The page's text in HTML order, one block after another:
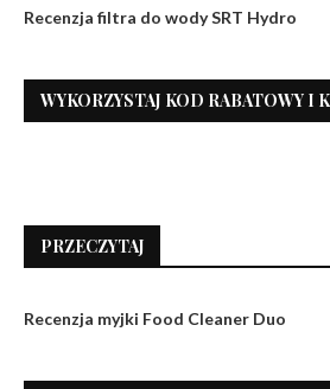
Recenzja filtra do wody SRT Hydro
WYKORZYSTAJ KOD RABATOWY I
PRZECZYTAJ
Recenzja myjki Food Cleaner Duo